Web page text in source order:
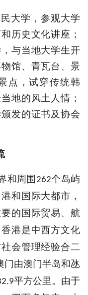
大学，参观大学
历史文化讲座；
与当地大学生开
馆、青瓦台、景
点，试穿传统韩
地的风土人情；
发的证书及协会
和周围 262个岛屿
和国际大都市，
的国际贸易、航
港是中西方文化
会管理经验合二
门由澳门半岛和氹
平方公里。由于